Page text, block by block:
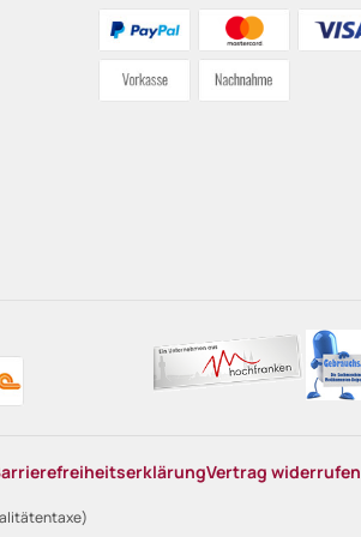
Vertrag widerrufen